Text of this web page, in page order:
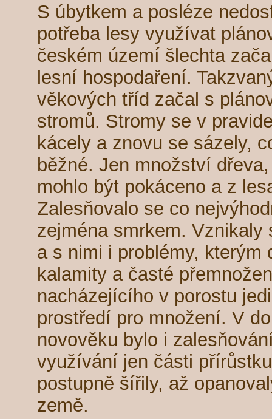
S úbytkem a posléze
potřeba lesy využívat
českém území šlechta
lesní hospodaření.
věkových tříd začal s
stromů. Stromy se v
kácely a znovu se sázely,
běžné. Jen množství
mohlo být pokáceno a z
Zalesňovalo se co
zejména smrkem. Vznikaly
a s nimi i problémy, kterým
kalamity a časté
nacházejícího v porostu
prostředí pro množení. V
novověku bylo i
využívání jen části
postupně šířily, až
země.